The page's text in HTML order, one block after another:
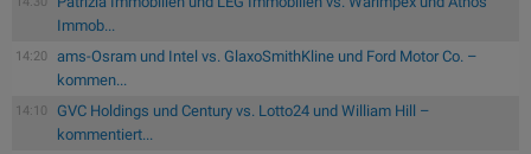
Immob...
14:20
ams-Osram und Intel vs. GlaxoSmithKline und Ford Motor Co. –
kommen...
14:10
GVC Holdings und Century vs. Lotto24 und William Hill –
kommentiert...